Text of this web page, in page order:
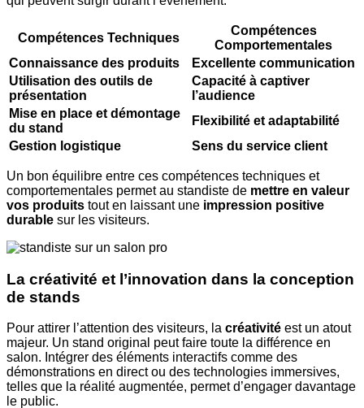
Compétences Techniques
Compétences
Comportementales
Connaissance des produits
Excellente communication
Utilisation des outils de
présentation
Capacité à captiver
l’audience
Mise en place et démontage
du stand
Flexibilité et adaptabilité
Gestion logistique
Sens du service client
Un bon équilibre entre ces compétences techniques et
comportementales permet au standiste de mettre en valeur
vos produits tout en laissant une impression positive
durable sur les visiteurs.
La créativité et l’innovation dans la conception
de stands
Pour attirer l’attention des visiteurs, la créativité est un atout
majeur. Un stand original peut faire toute la différence en
salon. Intégrer des éléments interactifs comme des
démonstrations en direct ou des technologies immersives,
telles que la réalité augmentée, permet d’engager davantage
le public.